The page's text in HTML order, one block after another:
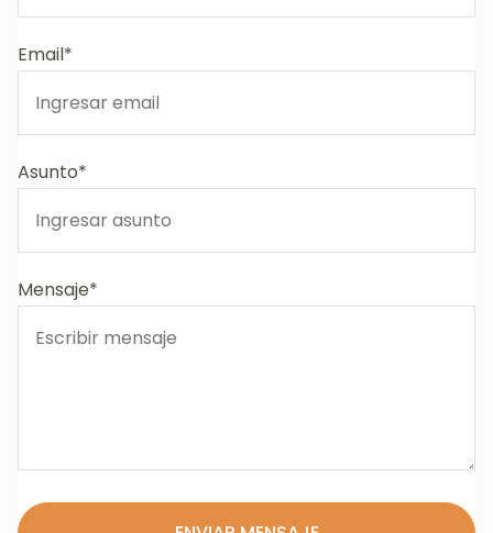
Email*
Asunto*
Mensaje*